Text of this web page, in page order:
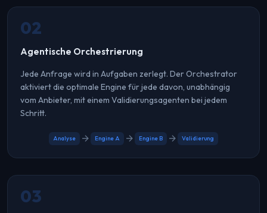
02
Agentische Orchestrierung
Jede Anfrage wird in Aufgaben zerlegt. Der Orchestrator
aktiviert die optimale Engine für jede davon, unabhängig
vom Anbieter, mit einem Validierungsagenten bei jedem
Schritt.
Analyse arrow_forward Engine A arrow_forward Engine B arrow_forward Validierung
03